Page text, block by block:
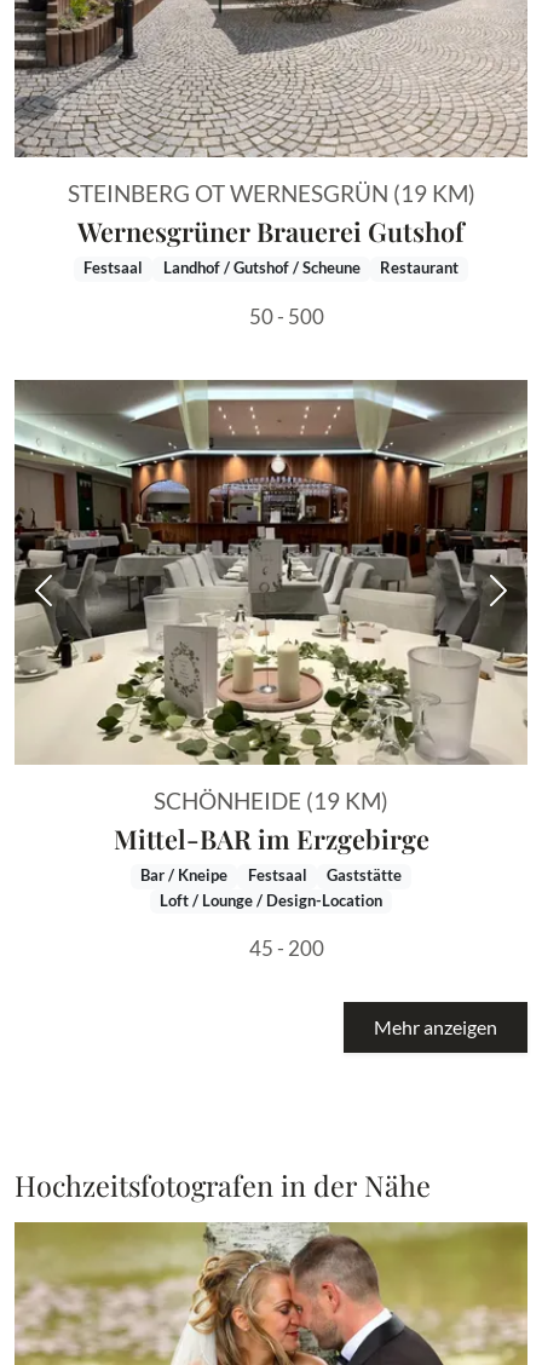
STEINBERG OT WERNESGRÜN (19 KM)
Wernesgrüner Brauerei Gutshof
Festsaal Landhof / Gutshof / Scheune Restaurant
50 - 500
Vorheriges Bild
SCHÖNHEIDE (19 KM)
Mittel-BAR im Erzgebirge
Bar / Kneipe Festsaal
Gaststätte
Loft / Lounge / Design-Location
45 - 200
Mehr anzeigen
Hochzeitsfotografen in der Nähe